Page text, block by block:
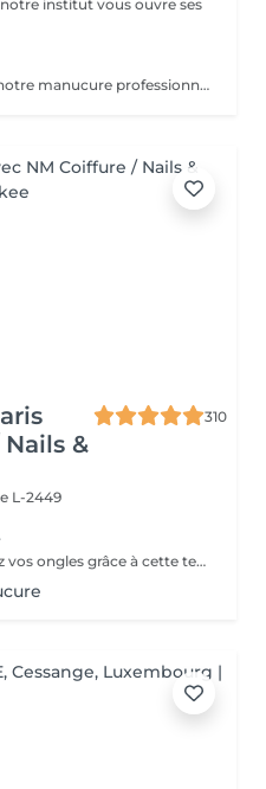
institut vous ouvre ses
Prenez soin de vos mains avec notre manucure professionnelle, pour des ongles soignés et une peau douce. - Limage et modelage précis des ongles - Soin des cuticules et hydratation des mains - Finition base fortifiante ou non Chaque séance est réalisée avec soin pour un résultat élégant et raffiné.
&
310
L-2449
Manucure sans vernis . Sublimez vos ongles grâce à cette technique naturelle qui comprend une mise en forme, une élimination tout en douceur de la cuticule. Les ongles retrouvent leur éclat naturel . Manucure avec vernis. Sublimez vos ongles grâce à cette technique naturelle qui comprend une mise en forme, une élimination tout en douceur de la cuticule. Finition complète et impeccable grâce a la pose de vernis.